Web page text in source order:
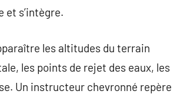
et s’intègre.
les altitudes du terrain
les points de rejet des eaux, les
Un instructeur chevronné repère